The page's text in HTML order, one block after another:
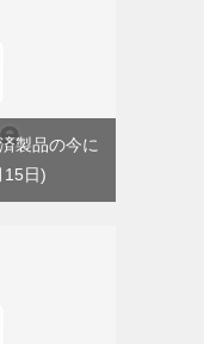
製品の今に
日